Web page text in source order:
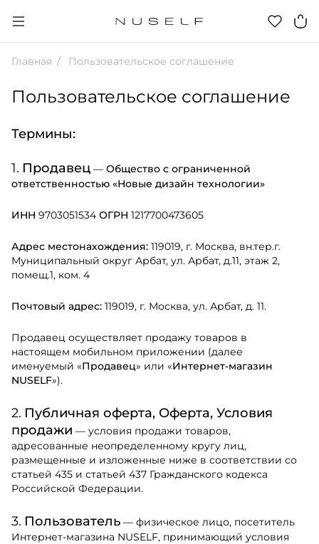
Главная Пользовательское соглашение
Пользовательское соглашение
Термины:
Продавец — Общество с ограниченной
ответственностью «Новые дизайн технологии»
ИНН 9703051534 ОГРН 1217700473605
Адрес местонахождения: 119019, г. Москва, вн.тер.г.
Муниципальный округ Арбат, ул. Арбат, д.11, этаж 2,
помещ.1, ком. 4
Почтовый адрес: 119019, г. Москва, ул. Арбат, д. 11.
Продавец осуществляет продажу товаров в
настоящем мобильном приложении (далее
именуемый «Продавец» или «Интернет-магазин
NUSELF»).
Публичная оферта, Оферта, Условия
продажи — условия продажи товаров,
адресованные неопределенному кругу лиц,
размещенные и изложенные ниже в соответствии со
статьей 435 и статьей 437 Гражданского кодекса
Российской Федерации.
Пользователь — физическое лицо, посетитель
Интернет-магазина NUSELF, принимающий условия